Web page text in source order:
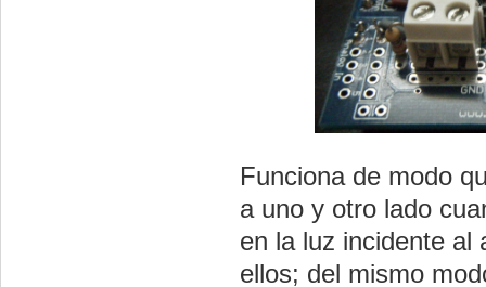
Funciona de modo
a uno y otro lado
en la luz incidente al
ellos; del mismo